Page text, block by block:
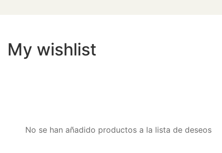
My wishlist
No se han añadido productos a la lista de deseos